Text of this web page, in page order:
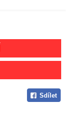
Sdílet